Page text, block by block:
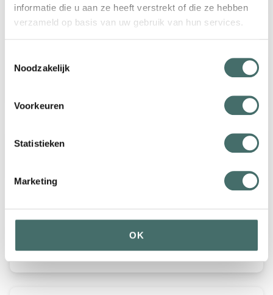
informatie die u aan ze heeft verstrekt of die ze hebben
verzameld op basis van uw gebruik van hun services.
Noodzakelijk
Voorkeuren
Statistieken
Marketing
OK
Wat voor subsidies zijn er beschikbaar
Welke financieringsopties zijn er voor
Welke certificeringen hebben de